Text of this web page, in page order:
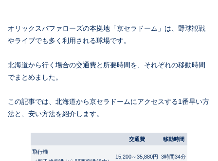
オリックスバファローズの本拠地「京セラドーム」は、野球観戦
やライブでも多く利用される球場です。
北海道から行く場合の交通費と所要時間を、それぞれの移動時間
でまとめました。
この記事では、北海道から京セラドームにアクセスする1番早い方
法と、安い方法を紹介します。
交通費 移動時間
飛行機
15,200～35,880円 3時間34分